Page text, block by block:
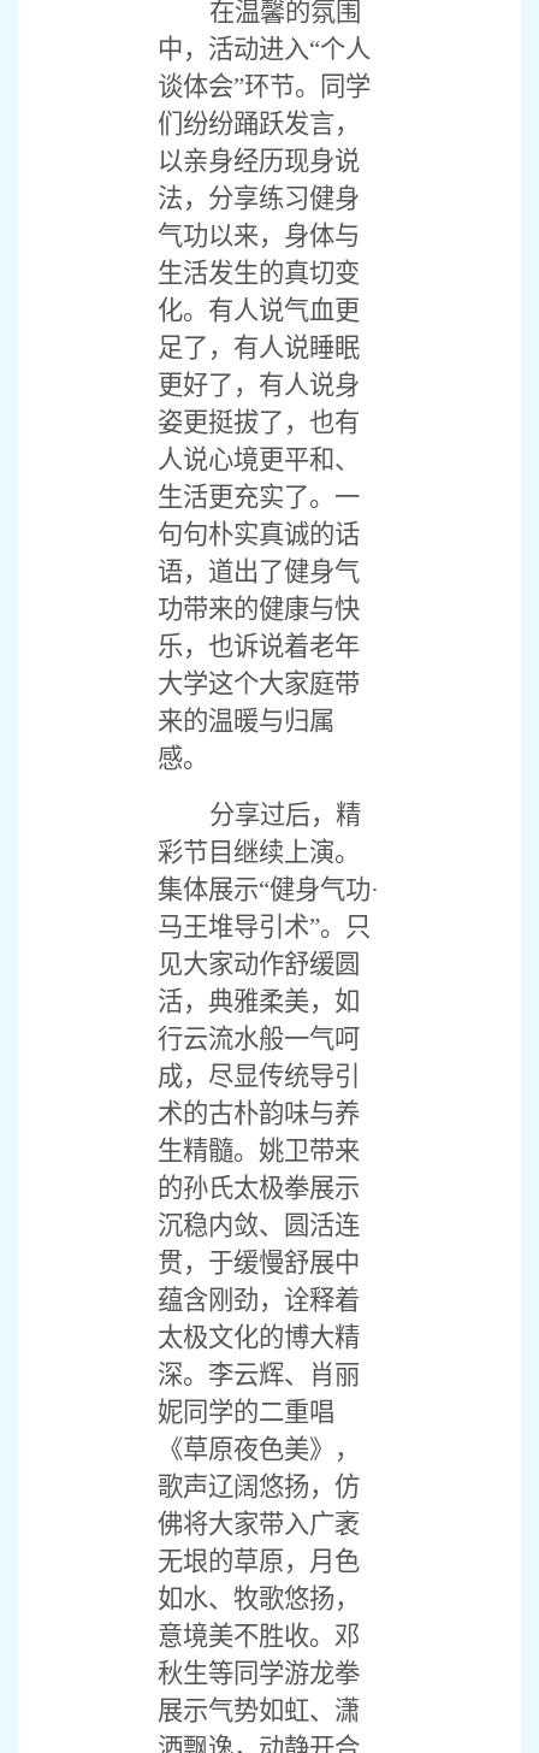
在温馨的氛围
中，活动进入“个人
谈体会”环节。同学
们纷纷踊跃发言，
以亲身经历现身说
法，分享练习健身
气功以来，身体与
生活发生的真切变
化。有人说气血更
足了，有人说睡眠
更好了，有人说身
姿更挺拔了，也有
人说心境更平和、
生活更充实了。一
句句朴实真诚的话
语，道出了健身气
功带来的健康与快
乐，也诉说着老年
大学这个大家庭带
来的温暖与归属
感。
分享过后，精
彩节目继续上演。
集体展示“健身气功·
马王堆导引术”。只
见大家动作舒缓圆
活，典雅柔美，如
行云流水般一气呵
成，尽显传统导引
术的古朴韵味与养
生精髓。姚卫带来
的孙氏太极拳展示
沉稳内敛、圆活连
贯，于缓慢舒展中
蕴含刚劲，诠释着
太极文化的博大精
深。李云辉、肖丽
妮同学的二重唱
《草原夜色美》，
歌声辽阔悠扬，仿
佛将大家带入广袤
无垠的草原，月色
如水、牧歌悠扬，
意境美不胜收。邓
秋生等同学游龙拳
展示气势如虹、潇